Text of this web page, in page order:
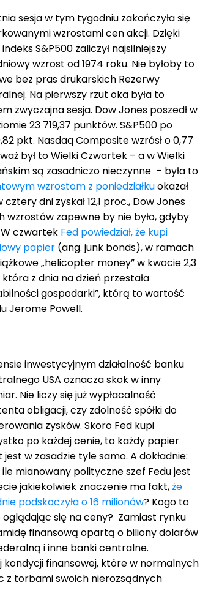
sesja w tym tygodniu zakończyła się
wzrostami cen akcji. Dzięki
S&P500 zaliczył najsilniejszy
wzrost od 1974 roku. Nie byłoby to
bez pras drukarskich Rezerwy
Na pierwszy rzut oka była to
zwyczajna sesja. Dow Jones poszedł w
23 719,37 punktów. S&P500 po
pkt. Nasdaq Composite wzrósł o 0,77
był to Wielki Czwartek – a w Wielki
są zasadniczo nieczynne – była to
wzrostom z poniedziałkuokazał
dni zyskał 12,1 proc., Dow Jones
wzrostów zapewne by nie było, gdyby
czwartek Fed powiedział, że kupi
papier (ang. junk bonds), w ramach
„helicopter money” w kwocie 2,3
z dnia na dzień przestała
gospodarki”, którą to wartość
Jerome Powell.
inwestycyjnym działalność banku
USA oznacza skok w inny
Nie liczy się już wypłacalność
obligacji, czy zdolność spółki do
zysków. Skoro Fed kupi
po każdej cenie, to każdy papier
w zasadzie tyle samo. A dokładnie:
ile mianowany polityczne szef Fedu jest
jakiekolwiek znaczenie ma fakt,że
podskoczyła o 16 milionów? Kogo to
oglądając się na ceny? Zamiast rynku
finansową opartą o biliony dolarów
i inne banki centralne.
finansowej, które w normalnych
z torbami swoich nierozsądnych